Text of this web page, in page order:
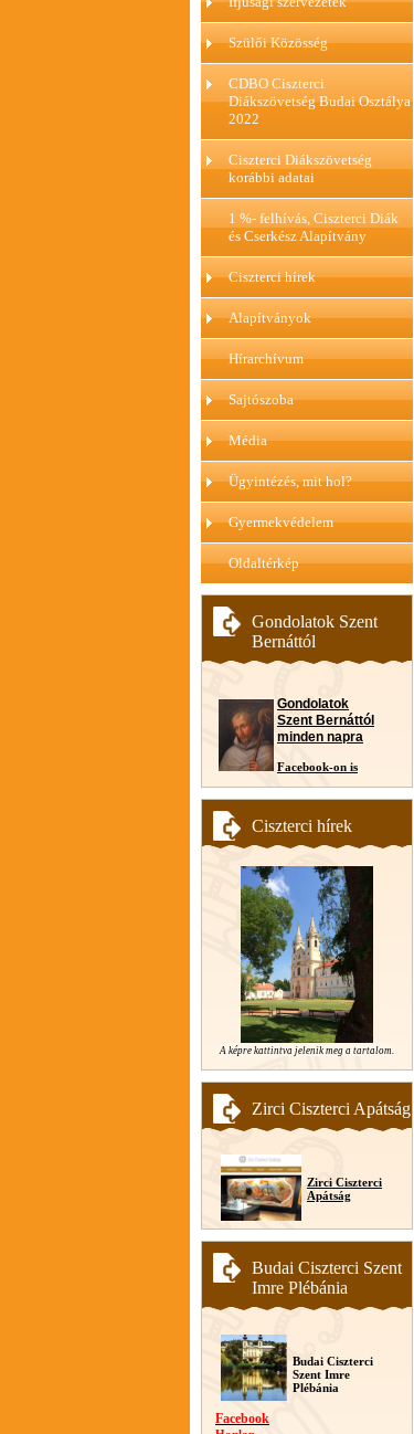
Szülői Közösség
CDBO Ciszterci
Diákszövetség Budai Osztálya
2022
Ciszterci Diákszövetség
korábbi adatai
1 %- felhívás, Ciszterci Diák
és Cserkész Alapítvány
Ciszterci hírek
Alapítványok
Hírarchívum
Sajtószoba
Média
Ügyintézés, mit hol?
Gyermekvédelem
Oldaltérkép
Gondolatok Szent
Bernáttól
Gondolatok
Szent Bernáttól
minden napra
Facebook-on is
Ciszterci hírek
A képre kattintva jelenik meg a tartalom.
Zirci Ciszterci Apátság
Zirci Ciszterci
Apátság
Budai Ciszterci Szent
Imre Plébánia
Budai Ciszterci
Szent Imre
Plébánia
Facebook